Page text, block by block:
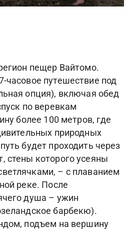
пещер Вайтомо.
часовое путешествие под
опция), включая обед
по веревкам
более 100 метров, где
природных
будет проходить через
стены которого усеяны
– с плаванием
реке. После
душа – ужин
барбекю).
подъем на вершину